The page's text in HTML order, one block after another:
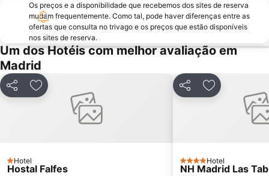
Chamberí
Villaverde
Casino Gran Vía
Calle Serrano
Praça da Espanha
San Blas
Praça de touros das Ventas
Atocha Metro Station
Carabanchel
Malasaña
Gran Vía Metro Station
Sol Metro Station
Paseo de la Castellana
Os preços e a disponibilidade que recebemos dos sites de reserva
mudam frequentemente. Como tal, pode haver diferenças entre as
ofertas que consulta no trivago e os preços que estão disponíveis
nos sites de reserva.
Um dos Hotéis com melhor avaliação em
Madrid
PartilharAdicionar aos favoritos
1 Estrelas
Hotel
Hostal Falfes
PartilharAdicionar
4 Estrelas
Hotel
NH Madrid Las